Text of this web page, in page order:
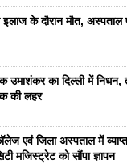
के दौरान मौत, अस्पताल
उमाशंकर का दिल्ली में निधन,
की लहर
एवं जिला अस्पताल में
मजिस्ट्रेट को सौंपा ज्ञापन